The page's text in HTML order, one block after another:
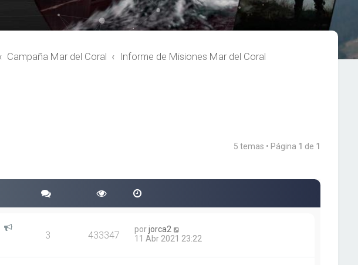
Campaña Mar del Coral Informe de Misiones Mar del Coral
5 temas • Página 1 de 1
3 433347 porjorca2
11 Abr 2021 23:22